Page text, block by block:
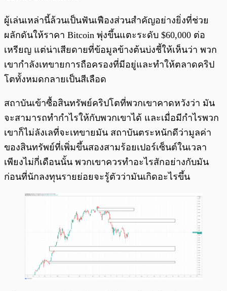
ผู้เล่นเหล่านี้ล้วนเป็นฟันเฟืองส่วนสำคัญอย่างยิ่งที่ช่วย
ผลักดันให้ราคา Bitcoin พุ่งขึ้นแตะระดับ $60,000 ต่อ
เหรียญ แต่น่าเสียดายที่ข้อมูลข้างต้นบ่งชี้ให้เห็นว่า พวก
เขากำลังเทขายการถือครองที่มีอยู่และทำให้ตลาดคริป
โตทั้งหมดกลายเป็นสีเลือด
สถาบันเข้าซื้อสินทรัพย์คริปโตที่พวกเขาคาดหวังว่า มัน
จะสามารถทำกำไรให้กับพวกเขาได้ และเมื่อมีกำไรพวก
เขาก็ไม่ลังเลที่จะเทขายมัน สถาบันตระหนักดีว่ามูลค่า
ของสินทรัพย์ที่เพิ่มขึ้นสองสามร้อยเปอร์เซ็นต์ในเวลา
เพียงไม่กี่เดือนนั้น พวกเขาควรทำอะไรสักอย่างกับมัน
ก่อนที่นักลงทุนรายย่อยจะรู้ตัวว่ามันเกิดอะไรขึ้น